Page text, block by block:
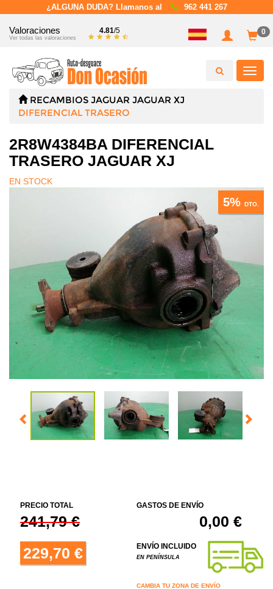
¿ALGUNA DUDA? Llamanos al 962 441 267
Valoraciones
Ver todas las valoraciones
4.81/5 0
RECAMBIOS JAGUAR JAGUAR XJ
DIFERENCIAL TRASERO
2R8W4384BA DIFERENCIAL
TRASERO JAGUAR XJ
EN STOCK
5% DTO.
PRECIO TOTAL
241,79 €
229,70 €
GASTOS DE ENVÍO
0,00 €
ENVÍO INCLUIDO
EN PENÍNSULA
CAMBIA TU ZONA DE ENVÍO